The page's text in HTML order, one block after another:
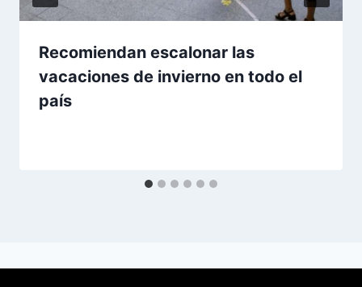
Recomiendan escalonar las
vacaciones de invierno en todo el
país